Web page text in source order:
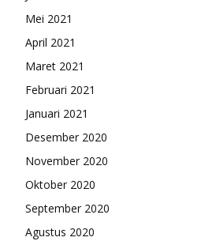
Mei 2021
April 2021
Maret 2021
Februari 2021
Januari 2021
Desember 2020
November 2020
Oktober 2020
September 2020
Agustus 2020